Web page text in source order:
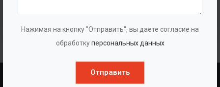
Нажимая на кнопку "Отправить", вы даете согласие на
обработкуперсональных данных
Отправить
«ГУДДИ CDLK/CDLFK»